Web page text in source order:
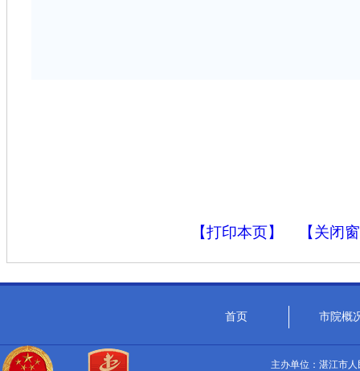
【打印本页】 【关闭
首页 市院概
主办单位：湛江市